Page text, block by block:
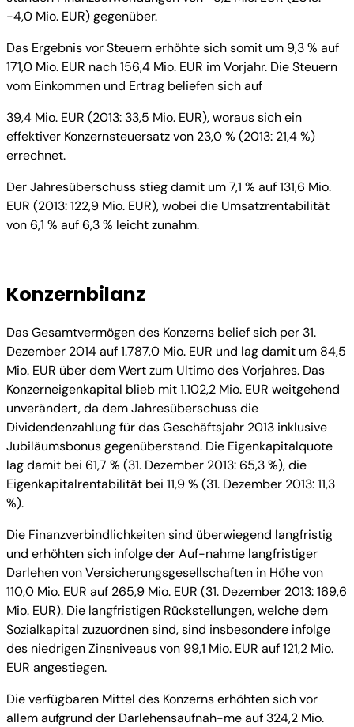
-4,0 Mio. EUR) gegenüber.
Das Ergebnis vor Steuern erhöhte sich somit um 9,3 % auf
171,0 Mio. EUR nach 156,4 Mio. EUR im Vorjahr. Die Steuern
vom Einkommen und Ertrag beliefen sich auf
39,4 Mio. EUR (2013: 33,5 Mio. EUR), woraus sich ein
effektiver Konzernsteuersatz von 23,0 % (2013: 21,4 %)
errechnet.
Der Jahresüberschuss stieg damit um 7,1 % auf 131,6 Mio.
EUR (2013: 122,9 Mio. EUR), wobei die Umsatzrentabilität
von 6,1 % auf 6,3 % leicht zunahm.
Konzernbilanz
Das Gesamtvermögen des Konzerns belief sich per 31.
Dezember 2014 auf 1.787,0 Mio. EUR und lag damit um 84,5
Mio. EUR über dem Wert zum Ultimo des Vorjahres. Das
Konzerneigenkapital blieb mit 1.102,2 Mio. EUR weitgehend
unverändert, da dem Jahresüberschuss die
Dividendenzahlung für das Geschäftsjahr 2013 inklusive
Jubiläumsbonus gegenüberstand. Die Eigenkapitalquote
lag damit bei 61,7 % (31. Dezember 2013: 65,3 %), die
Eigenkapitalrentabilität bei 11,9 % (31. Dezember 2013: 11,3
%).
Die Finanzverbindlichkeiten sind überwiegend langfristig
und erhöhten sich infolge der Auf-nahme langfristiger
Darlehen von Versicherungsgesellschaften in Höhe von
110,0 Mio. EUR auf 265,9 Mio. EUR (31. Dezember 2013: 169,6
Mio. EUR). Die langfristigen Rückstellungen, welche dem
Sozialkapital zuzuordnen sind, sind insbesondere infolge
des niedrigen Zinsniveaus von 99,1 Mio. EUR auf 121,2 Mio.
EUR angestiegen.
Die verfügbaren Mittel des Konzerns erhöhten sich vor
allem aufgrund der Darlehensaufnah-me auf 324,2 Mio.